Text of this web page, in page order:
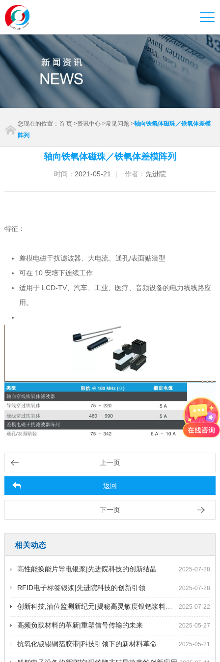
您现在的位置：首 页 >资讯中心 >常见问题 >轴向铁氧体磁珠／铁氧体差模
阵列
轴向铁氧体磁珠／铁氧体差模阵列
时间： 2021-05-21 | 作者： 先进院
特征：
差模电磁干扰滤波器、大电流、通孔/表面贴装型
可在 10 安培下连续工作
适用于 LCD-TV、汽车、工业、医疗、音频设备的电力线线路应
用。
上一页
返回
下一页
相关动态
2025-07-28
高性能换能片导电银浆|先进院科技的创新结晶
2025-07-28
RFID电子标签银浆|先进院科技的创新引领
2025-07-22
创新科技,油位监测新纪元|揭秘高灵敏度银钯浆料的奥秘
2025-05-27
高频负载材料的革新|重塑信号传输的未来
2025-05-21
抗氧化镀锡铜箔胶带|科技引领下的新材料革命